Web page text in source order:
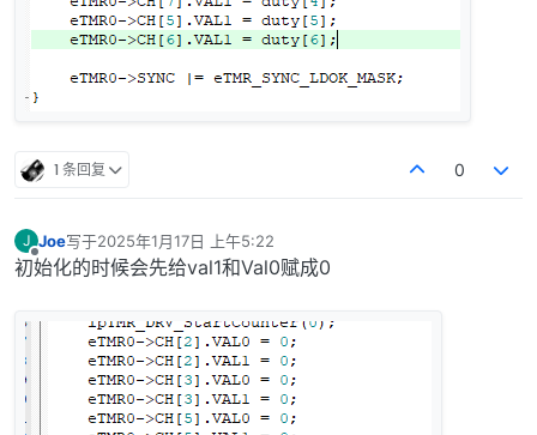
1 条回复 0
J
离线
Joe写于2025年1月17日 上午5:22
最后由 编辑
初始化的时候会先给val1和Val0赋成0